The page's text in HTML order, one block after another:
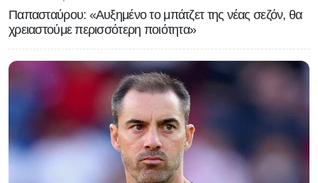
Παπασταύρου: «Αυξημένο το μπάτζετ της νέας σεζόν, θα
χρειαστούμε περισσότερη ποιότητα»